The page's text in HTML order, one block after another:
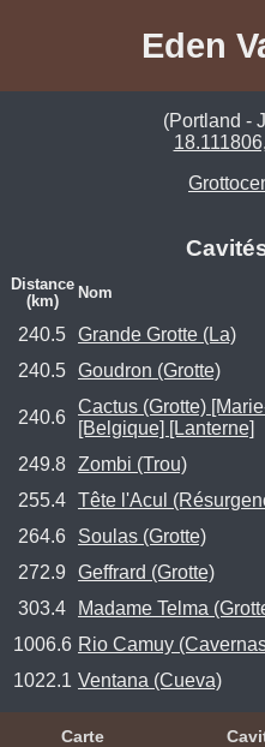
Eden
(Portland -
Distance
(km)
Nom
240.5 Grande Grotte (La)
240.5 Goudron (Grotte)
240.6
Cactus (Grotte)
[Belgique] [Lanterne]
249.8 Zombi (Trou)
255.4 Tête l'Acul
264.6
Soulas (Grotte)
272.9
Geffrard (Grotte)
303.4
Madame Telma
1006.6 Rio Camuy
1022.1 Ventana (Cueva)
Carte